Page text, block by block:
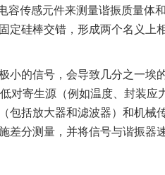
容传感元件来测量谐振质量体
定硅棒交错，形成两个名义上
小的信号，会导致几分之一埃
对寄生源（例如温度、封装应
包括放大器和滤波器）和机械
差分测量，并将信号与谐振器